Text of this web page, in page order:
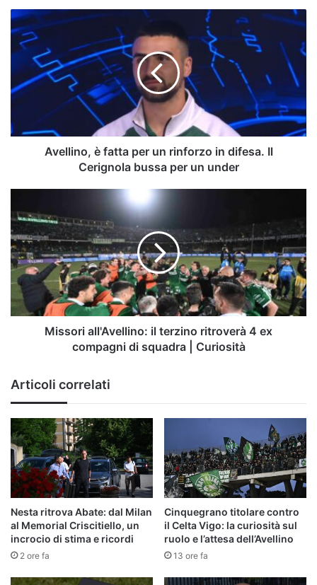
Avellino,
è
fatta
un
rinforzo
in
difesa.
Il
CerignolaAvellino, è fatta per un rinforzo in difesa. Il
Cerignola bussa per un under
all'Avellino:
terzino
ritroverà
4
ex
compagni
di
Missori all'Avellino: il terzino ritroverà 4 ex
compagni di squadra | Curiosità
Articoli correlati
Nesta ritrova Abate: dal Milan
al Memorial Criscitiello, un
incrocio di stima e ricordi
2 ore fa
Cinquegrano titolare contro
il Celta Vigo: la curiosità sul
ruolo e l’attesa dell’Avellino
13 ore fa